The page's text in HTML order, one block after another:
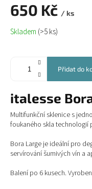
650 Kč / ks
Měrná
cena:
Skladem (>5 ks)
Přidat do
italesse
Multifunkční sklenice s
foukaného skla technologií
Bora Large je ideální pro
servírování šumivých vín a
Balení po 6 kusech.